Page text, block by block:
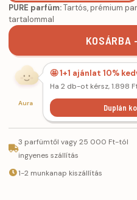
PURE parfüm:Tartós, prémium
tartalommal
Aura
🤩 1+1 ajánlat 10%
Ha 2 db-ot kérsz, 1.898
Duplán
3 parfümtől vagy 25 000 Ft-tól
ingyenes szállítás
1-2 munkanap kiszállítás